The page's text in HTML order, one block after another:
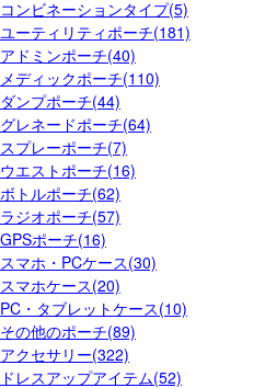
コンビネーションタイプ(5)
ユーティリティポーチ(181)
アドミンポーチ(40)
メディックポーチ(110)
ダンプポーチ(44)
グレネードポーチ(64)
スプレーポーチ(7)
ウエストポーチ(16)
ボトルポーチ(62)
ラジオポーチ(57)
GPSポーチ(16)
スマホ・PCケース(30)
スマホケース(20)
PC・タブレットケース(10)
その他のポーチ(89)
アクセサリー(322)
ドレスアップアイテム(52)